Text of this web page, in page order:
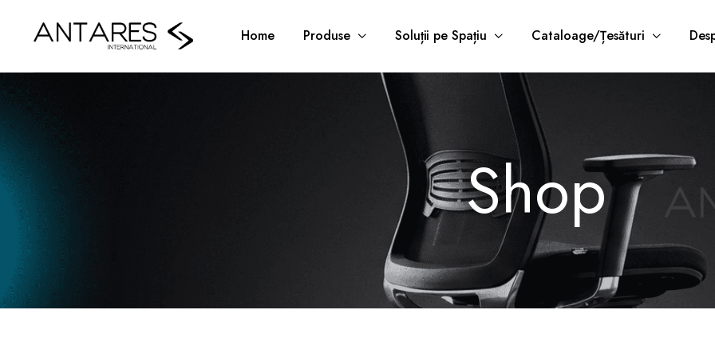
Home Produse Soluții pe Spațiu Cataloage/Țesături
Shop